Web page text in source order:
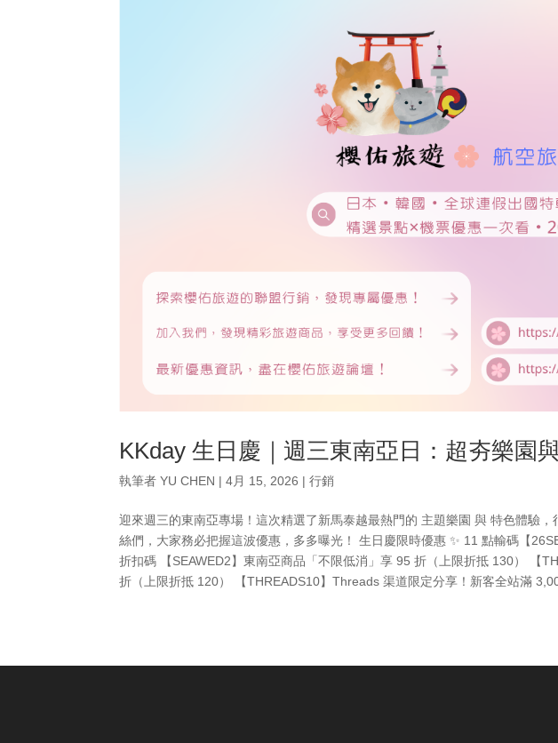
KKday 生日慶｜週三東南亞日：超夯樂園
執筆者YU CHEN |4月 15, 2026 |行銷
迎來週三的東南亞專場！這次精選了新馬泰越最熱門的 主題樂園 與 特色體驗
絲們，大家務必把握這波優惠，多多曝光！ 生日慶限時優惠 ✨ 11 點輸碼【
折扣碼 【SEAWED2】東南亞商品「不限低消」享 95 折（上限折抵 130） 【
折（上限折抵 120） 【THREADS10】Threads 渠道限定分享！新客全站滿